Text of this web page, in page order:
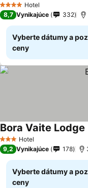
4 Počet hviezdičiek
Hotel
8,7 Vynikajúce 332
Vyberte dátumy a
ceny
3 Počet hviezdičiek
Hotel
Bora Vaite Lodge
9,2 Vynikajúce 178
Vyberte dátumy a
ceny